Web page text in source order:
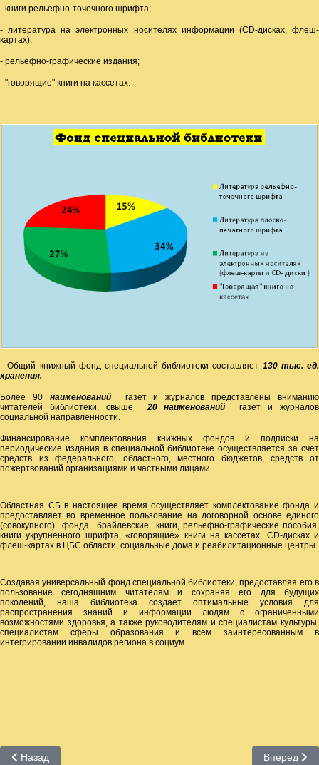
- книги рельефно-точечного шрифта;
- литература на электронных носителях информации (CD-дисках, флеш-
картах);
- рельефно-графические издания;
- "говорящие" книги на кассетах.
Общий книжный фонд специальной библиотеки составляет 130 тыс. ед.
хранения.
Более 90наименований
газет и журналов представлены вниманию
читателей библиотеки, свыше
20 наименованийгазет и журналов
социальной направленности.
Финансирование комплектования книжных фондов и подписки на
периодические издания в специальной библиотеке осуществляется за счет
средств из федерального, областного, местного бюджетов, средств от
пожертвований организациями и частными лицами.
Областная СБ в настоящее время осуществляет комплектование фонда и
предоставляет во временное пользование на договорной основе единого
(совокупного) фонда брайлевские книги, рельефно-графические пособия,
книги укрупненного шрифта, «говорящие» книги на кассетах, СD-дисках и
флеш-картах в ЦБС области, социальные дома и реабилитационные центры.
Создавая универсальный фонд специальной библиотеки, предоставляя его в
пользование сегодняшним читателям и сохраняя его для будущих
поколений, наша библиотека создает оптимальные условия для
распространения знаний и информации людям с ограниченными
возможностями здоровья, а также руководителям и специалистам культуры,
специалистам сферы образования и всем заинтересованным в
интегрировании инвалидов региона в социум.
Предыдущий: Отдел по работе с детьми.
Назад Вперед